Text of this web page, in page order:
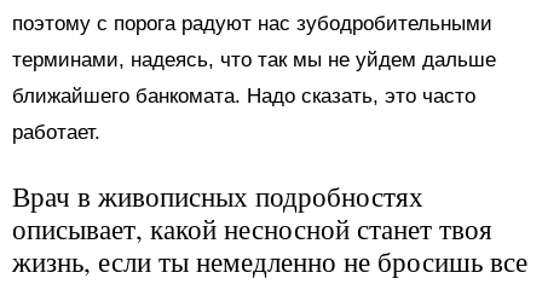
поэтому с порога радуют нас зубодробительными
терминами, надеясь, что так мы не уйдем дальше
ближайшего банкомата. Надо сказать, это часто
работает.
Врач в живописных подробностях
описывает, какой несносной станет твоя
жизнь, если ты немедленно не бросишь все